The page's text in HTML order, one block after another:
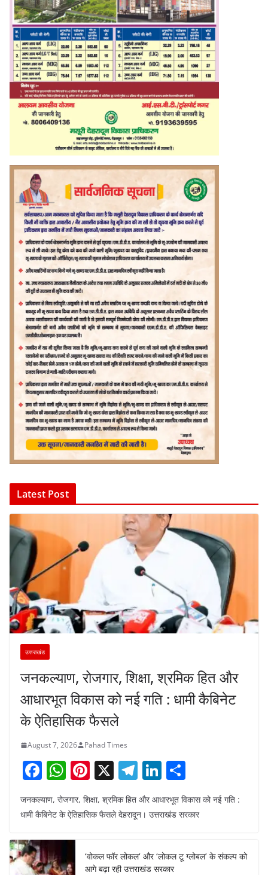
Latest Post
उत्तराखंड
जनकल्याण, रोजगार, शिक्षा, श्रमिक हित और
आधारभूत विकास को नई गति : धामी कैबिनेट
के ऐतिहासिक फैसले
August 7, 2026 Pahad Times
F
c
b
o
W
at
s
A
p
Pi
er
st
X T
el
e
a
m
Li
k
dI
n
h
ar
जनकल्याण, रोजगार, शिक्षा, श्रमिक हित और आधारभूत विकास को नई गति :
धामी कैबिनेट के ऐतिहासिक फैसले देहरादून। उत्तराखंड सरकार
‘वोकल फॉर लोकल’ और ‘लोकल टू ग्लोबल’ के संकल्प को
आगे बढ़ा रही उत्तराखंड सरकार